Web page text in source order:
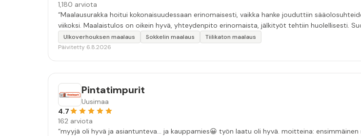
1,180 arviota
“Maalausurakka hoitui kokonaisuudessaan erinomaisesti, vaikka hanke jouduttiin
viikoksi. Maalaistulos on oikein hyvä, yhteydenpito erinomaista, jälkityöt tehtiin huolellisesti.
Ulkoverhouksen maalaus Sokkelin maalaus
Tiilikaton maalaus
Päivitetty 6.8.2026
Pintatimpurit
Uusimaa
4.7
162 arviota
“myyjä oli hyvä ja asiantunteva... ja kauppamies😀 työn laatu oli hyvä. moitteina: ensimmäinen sovittu pesuaika peruuntui pesijän nukuttua pommiin. uusi aika piti ja